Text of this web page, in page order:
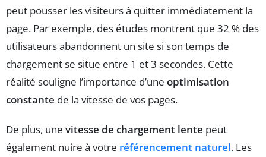
peut pousser les visiteurs à quitter immédiatement la
page. Par exemple, des études montrent que 32 % des
utilisateurs abandonnent un site si son temps de
chargement se situe entre 1 et 3 secondes. Cette
réalité souligne l’importance d’une optimisation
constante de la vitesse de vos pages.
De plus, une vitesse de chargement lente peut
également nuire à votre référencement naturel. Les